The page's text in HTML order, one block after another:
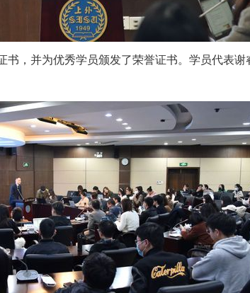
，并为优秀学员颁发了荣誉证书。学员代表